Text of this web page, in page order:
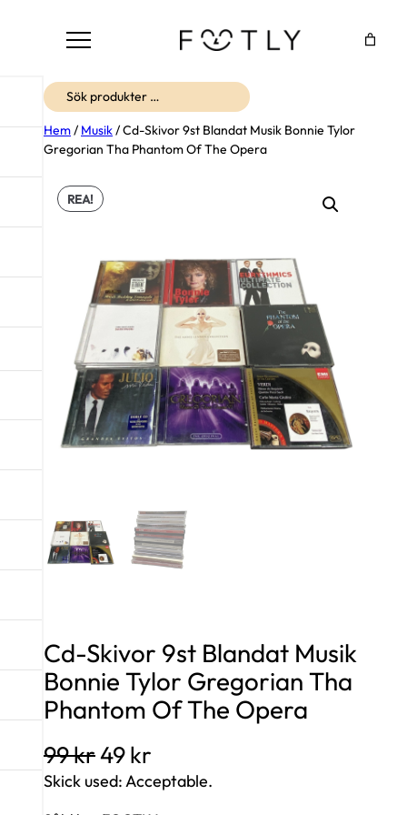
Sök
Hem / Musik / Cd-Skivor 9st Blandat Musik Bonnie Tylor
Gregorian Tha Phantom Of The Opera
REA!
Cd-Skivor 9st Blandat Musik
Bonnie Tylor Gregorian Tha
Phantom Of The Opera
99krD
e
49kr
e
Skick used: Acceptable.